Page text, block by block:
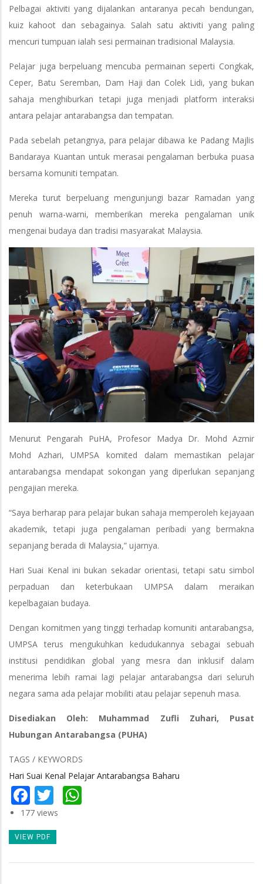
Pelbagai aktiviti yang dijalankan antaranya pecah bendungan,
kuiz kahoot dan sebagainya. Salah satu aktiviti yang paling
mencuri tumpuan ialah sesi permainan tradisional Malaysia.
Pelajar juga berpeluang mencuba permainan seperti Congkak,
Ceper, Batu Seremban, Dam Haji dan Colek Lidi, yang bukan
sahaja menghiburkan tetapi juga menjadi platform interaksi
antara pelajar antarabangsa dan tempatan.
Pada sebelah petangnya, para pelajar dibawa ke Padang Majlis
Bandaraya Kuantan untuk merasai pengalaman berbuka puasa
bersama komuniti tempatan.
Mereka turut berpeluang mengunjungi bazar Ramadan yang
penuh warna-warni, memberikan mereka pengalaman unik
mengenai budaya dan tradisi masyarakat Malaysia.
Menurut Pengarah PuHA, Profesor Madya Dr. Mohd Azmir
Mohd Azhari, UMPSA komited dalam memastikan pelajar
antarabangsa mendapat sokongan yang diperlukan sepanjang
pengajian mereka.
“Saya berharap para pelajar bukan sahaja memperoleh kejayaan
akademik, tetapi juga pengalaman peribadi yang bermakna
sepanjang berada di Malaysia,” ujarnya.
Hari Suai Kenal ini bukan sekadar orientasi, tetapi satu simbol
perpaduan dan keterbukaan UMPSA dalam meraikan
kepelbagaian budaya.
Dengan komitmen yang tinggi terhadap komuniti antarabangsa,
UMPSA terus mengukuhkan kedudukannya sebagai sebuah
institusi pendidikan global yang mesra dan inklusif dalam
menerima lebih ramai lagi pelajar antarabangsa dari seluruh
negara sama ada pelajar mobiliti atau pelajar sepenuh masa.
Disediakan Oleh: Muhammad Zufli Zuhari, Pusat
Hubungan Antarabangsa (PUHA)
TAGS / KEYWORDS
Hari Suai Kenal Pelajar Antarabangsa Baharu
Facebook
Twitter
177 views
VIEW PDF